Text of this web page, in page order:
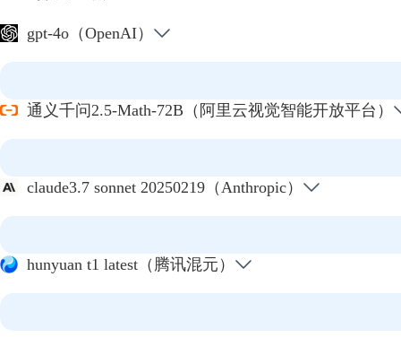
gpt-4o（OpenAI）
通义千问2.5-Math-72B（阿里云视觉智能开放平台）
claude3.7 sonnet 20250219（Anthropic）
hunyuan t1 latest（腾讯混元）